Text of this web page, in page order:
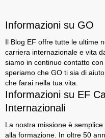
Informazioni su GO
Il Blog EF offre tutte le ultime
carriera internazionale e vita
siamo in continuo contatto
speriamo che GO ti sia di
che farai nella tua vita.
Informazioni su EF
Internazionali
La nostra missione è
alla formazione. In oltre 50